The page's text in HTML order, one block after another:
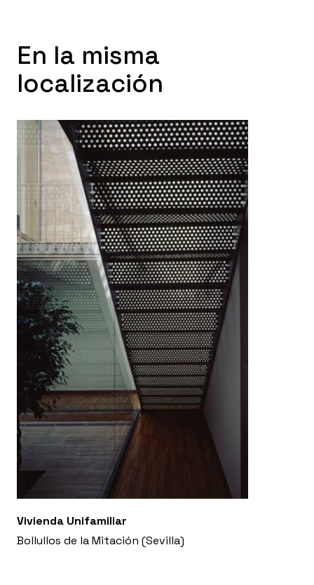
En la misma
localización
Vivienda Unifamiliar
Bollullos de la Mitación (Sevilla)